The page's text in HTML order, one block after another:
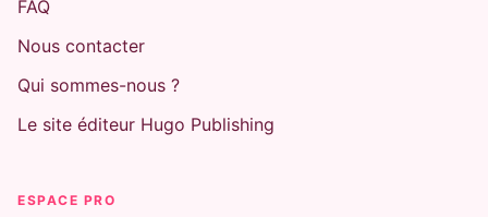
ENEMIES-TO-LOVERS
FAQ
Nous contacter
Qui sommes-nous ?
Le site éditeur Hugo Publishing
ESPACE PRO